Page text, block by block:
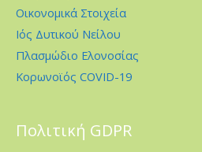
Οικονομικά Στοιχεία
Ιός Δυτικού Νείλου
Πλασμώδιο Ελονοσίας
Κορωνοϊός COVID-19
Πολιτική GDPR